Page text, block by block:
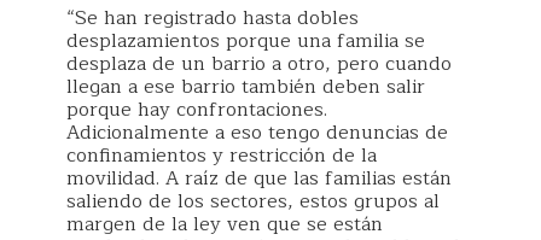
“Se han registrado hasta dobles
desplazamientos porque una familia se
desplaza de un barrio a otro, pero cuando
llegan a ese barrio también deben salir
porque hay confrontaciones.
Adicionalmente a eso tengo denuncias de
confinamientos y restricción de la
movilidad. A raíz de que las familias están
saliendo de los sectores, estos grupos al
margen de la ley ven que se están